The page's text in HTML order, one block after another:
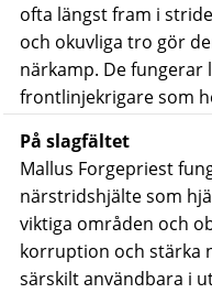
ofta längst fram i
och okuvliga tro gör
närkamp. De fungerar
frontlinjekrigare som
På slagfältet
Mallus Forgepriest
närstridshjälte som
viktiga områden och
korruption och stärka
särskilt användbara i